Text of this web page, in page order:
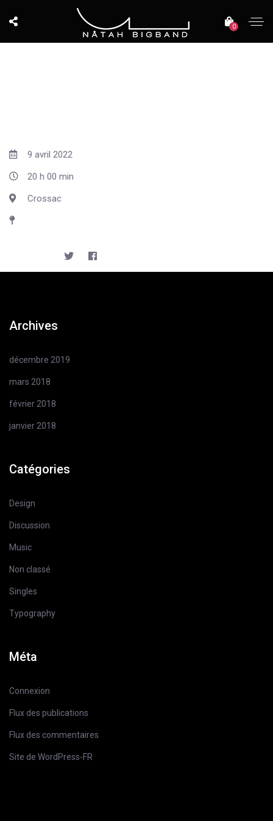
0
9 avril 2022
20 h 00 min
Crossac
Archives
décembre 2019
mars 2018
février 2018
janvier 2018
Catégories
Design
Discussion
Music
Non classé
Singles
Typography
Méta
Connexion
Flux des publications
Flux des commentaires
Site de WordPress-FR